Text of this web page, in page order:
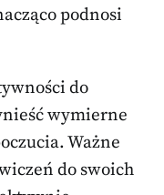
podnosi
do
wymierne
Ważne
do swoich